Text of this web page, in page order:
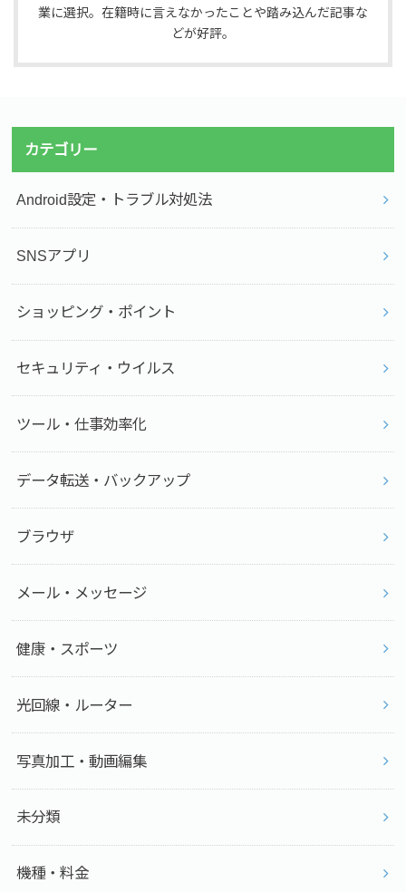
業に選択。在籍時に言えなかったことや踏み込んだ記事な
どが好評。
カテゴリー
Android設定・トラブル対処法
SNSアプリ
ショッピング・ポイント
セキュリティ・ウイルス
ツール・仕事効率化
データ転送・バックアップ
ブラウザ
メール・メッセージ
健康・スポーツ
光回線・ルーター
写真加工・動画編集
未分類
機種・料金